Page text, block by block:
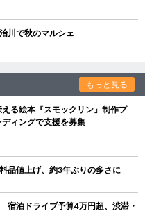
川で秋のマルシェ
もっと見る
る絵本『スモックリン』制作プ
ィングで支援を募集
品値上げ、約3年ぶりの多さに
泊ドライブ予算4万円超、渋滞・